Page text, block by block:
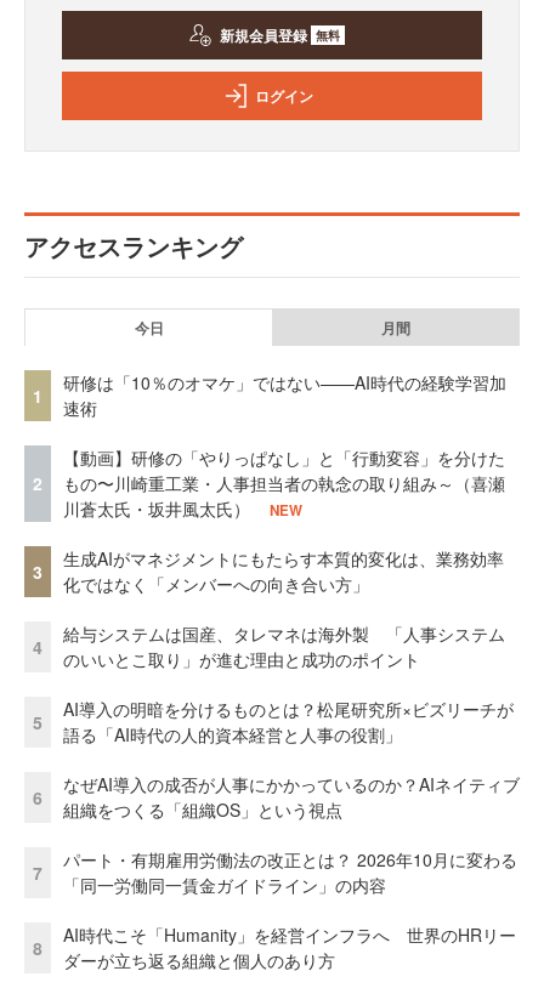
新規会員登録 無料
ログイン
アクセスランキング
今日 月間
1
研修は「10％のオマケ」ではない——AI時代の経験学習加
速術
2
【動画】研修の「やりっぱなし」と「行動変容」を分けた
もの〜川崎重工業・人事担当者の執念の取り組み～（喜瀬
川蒼太氏・坂井風太氏）
NEW
3
生成AIがマネジメントにもたらす本質的変化は、業務効率
化ではなく「メンバーへの向き合い方」
4
給与システムは国産、タレマネは海外製 「人事システム
のいいとこ取り」が進む理由と成功のポイント
5
AI導入の明暗を分けるものとは？松尾研究所×ビズリーチが
語る「AI時代の人的資本経営と人事の役割」
6
なぜAI導入の成否が人事にかかっているのか？AIネイティブ
組織をつくる「組織OS」という視点
7
パート・有期雇用労働法の改正とは？ 2026年10月に変わる
「同一労働同一賃金ガイドライン」の内容
8
AI時代こそ「Humanity」を経営インフラへ 世界のHRリー
ダーが立ち返る組織と個人のあり方